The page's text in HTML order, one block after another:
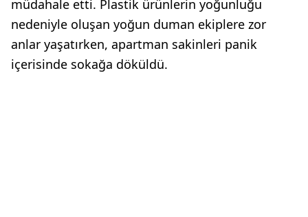
müdahale etti. Plastik ürünlerin yoğunluğu
nedeniyle oluşan yoğun duman ekiplere zor
anlar yaşatırken, apartman sakinleri panik
içerisinde sokağa döküldü.